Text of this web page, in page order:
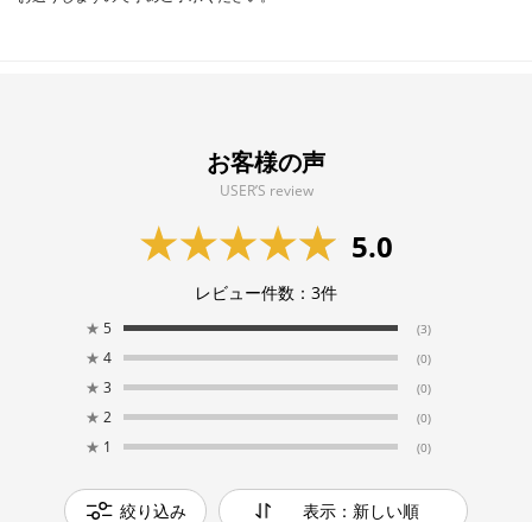
お客様の声
USER’S review
5.0
レビュー件数： 3件
★ 5 (3)
★ 4 (0)
★ 3 (0)
★ 2 (0)
★ 1 (0)
絞り込み 表示：新しい順